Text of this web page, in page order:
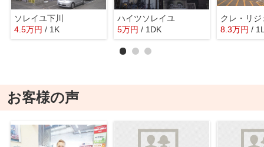
ソレイユ下川
4.5万円 / 1K
ハイツソレイユ
5万円 / 1DK
クレ・リジ
8.3万円 /
お客様の声